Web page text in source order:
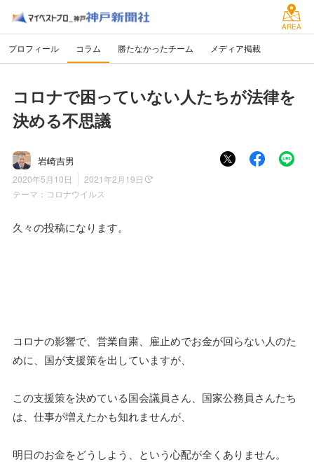
AREA
プロフィール コラム 勝たなかったチーム メディア掲載
コロナで困っていない人たちが法律を
決める不思議
岩崎吉男
2020年5月10日
2021年2月19日
テーマ： コロナウイルス
久々の投稿になります。
コロナの影響で、営業自粛、雇止めでお金が回らない人のた
めに、国が支援策を出していますが、
この支援策を決めている国会議員さん、国家公務員さんたち
は、仕事が増えたかも知れませんが、
明日のお金をどうしよう、という心配が全くありません。